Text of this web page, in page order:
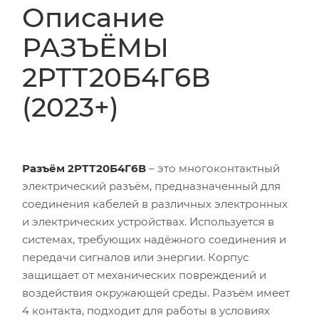
Описание
РАЗЪЁМЫ
2РТТ20Б4Г6В
(2023+)
Разъём 2РТТ20Б4Г6В – это многоконтактный
электрический разъём, предназначенный для
соединения кабелей в различных электронных
и электрических устройствах. Используется в
системах, требующих надёжного соединения и
передачи сигналов или энергии. Корпус
защищает от механических повреждений и
воздействия окружающей среды. Разъём имеет
4 контакта, подходит для работы в условиях